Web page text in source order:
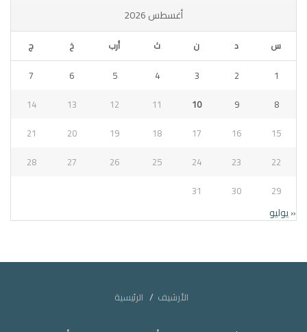
أغسطس 2026
س د ن ث أرب خ ج
1
2
3
4
5
6
7
8
9
10
11
12
13
14
15
16
17
18
19
20
21
22
23
24
25
26
27
28
29
30
31
« يوليو
الأرشيف الرئيسية